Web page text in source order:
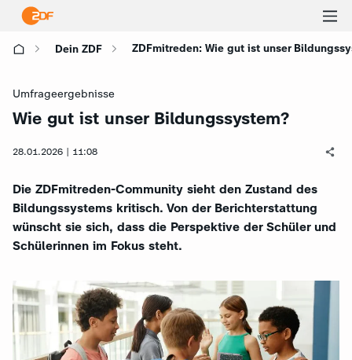
Dein ZDF ZDFmitreden: Wie gut ist unser
Umfrageergebnisse
:
Wie gut ist unser Bildungssystem?
28.01.2026 | 11:08
Die ZDFmitreden-Community sieht den Zustand des
Bildungssystems kritisch. Von der Berichterstattung
wünscht sie sich, dass die Perspektive der Schüler und
Schülerinnen im Fokus steht.